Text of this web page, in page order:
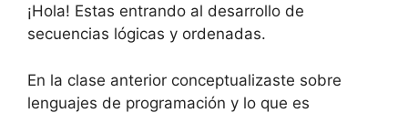
¡Hola! Estas entrando al desarrollo de
secuencias lógicas y ordenadas.
En la clase anterior conceptualizaste sobre
lenguajes de programación y lo que es